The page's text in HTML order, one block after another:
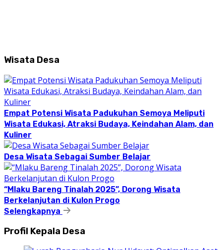
Wisata Desa
Empat Potensi Wisata Padukuhan Semoya Meliputi
Wisata Edukasi, Atraksi Budaya, Keindahan Alam, dan
Kuliner
Desa Wisata Sebagai Sumber Belajar
“Mlaku Bareng Tinalah 2025”, Dorong Wisata
Berkelanjutan di Kulon Progo
Selengkapnya
Profil Kepala Desa